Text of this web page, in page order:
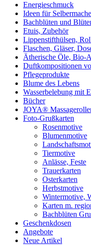
Energieschmuck
Ideen für
Bachblüten und
Etuis, Zubehör
Lippenstifthülsen,
Flaschen, Gläser,
Ätherische Öle, Bio-
Duftkompositionen
Pflegeprodukte
Blume des Lebens
Wasserbelebung mit
Bücher
JOYA®
Foto-Grußkarten
Rosenmotive
Blumenmotive
Tiermotive
Anlässe, Feste
Trauerkarten
Osterkarten
Herbstmotive
Wintermotive,
Karten m.
Bachblüten
Geschenkdosen
Angebote
Neue Artikel